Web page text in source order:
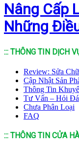
Nâng Cấp
Những
::: THÔNG TIN DỊCH
Review: Sửa
Cập Nhật Sản
Thông Tin
Tư Vấn – Hỏi
Chưa Phân Loại
FAQ
::: THÔNG TIN CỬA